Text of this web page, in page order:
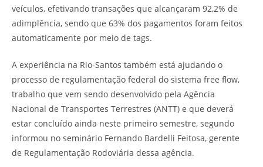
veículos, efetivando transações que alcançaram 92,2% de
adimplência, sendo que 63% dos pagamentos foram feitos
automaticamente por meio de tags.
A experiência na Rio-Santos também está ajudando o
processo de regulamentação federal do sistema free flow,
trabalho que vem sendo desenvolvido pela Agência
Nacional de Transportes Terrestres (ANTT) e que deverá
estar concluído ainda neste primeiro semestre, segundo
informou no seminário Fernando Bardelli Feitosa, gerente
de Regulamentação Rodoviária dessa agência.